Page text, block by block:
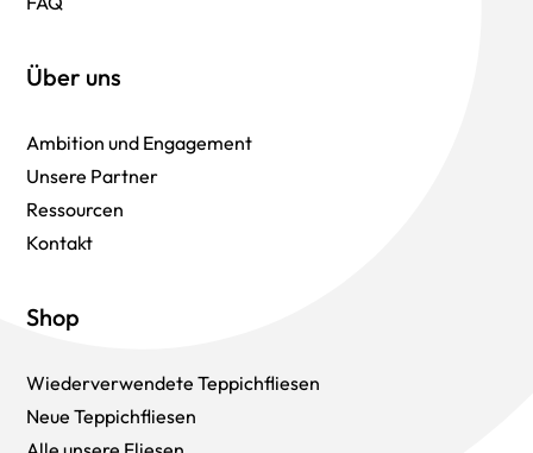
Über uns
Ambition und Engagement
Unsere Partner
Ressourcen
Kontakt
Shop
Wiederverwendete Teppichfliesen
Neue Teppichfliesen